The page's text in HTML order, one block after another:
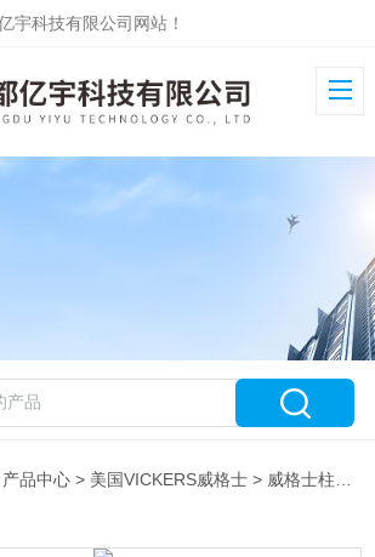
宇科技有限公司网站！
产品中心 > 美国VICKERS威格士 > 威格士柱塞泵PVM/PVQ